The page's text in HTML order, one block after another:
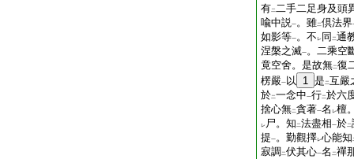
有二二手二足身及頭
喩中説一。雖二倶法界
如影等一。不 レ 同 二通
涅槃之滅一。二乘空
竟空舍。是故無二復
楞嚴一 以 1 是 二互嚴
於二一念中一行二於六
捨心無二貪著一名 レ檀
レ尸。知 二法盡相一於二
提一。勤觀擇レ心能知
寂調 二伏其心一名 二禪